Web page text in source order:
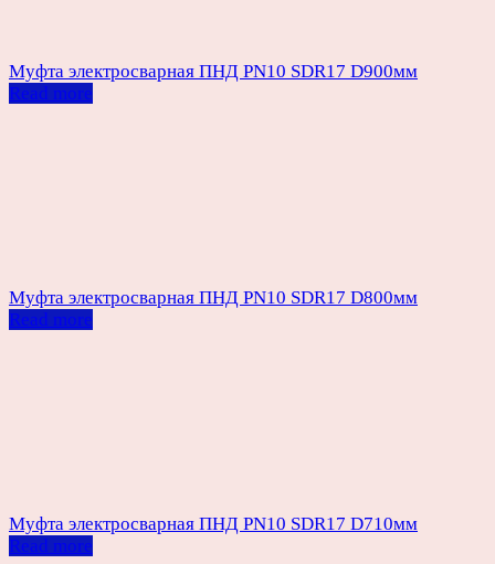
Муфта электросварная ПНД PN10 SDR17 D900мм
Read more
Муфта электросварная ПНД PN10 SDR17 D800мм
Read more
Муфта электросварная ПНД PN10 SDR17 D710мм
Read more